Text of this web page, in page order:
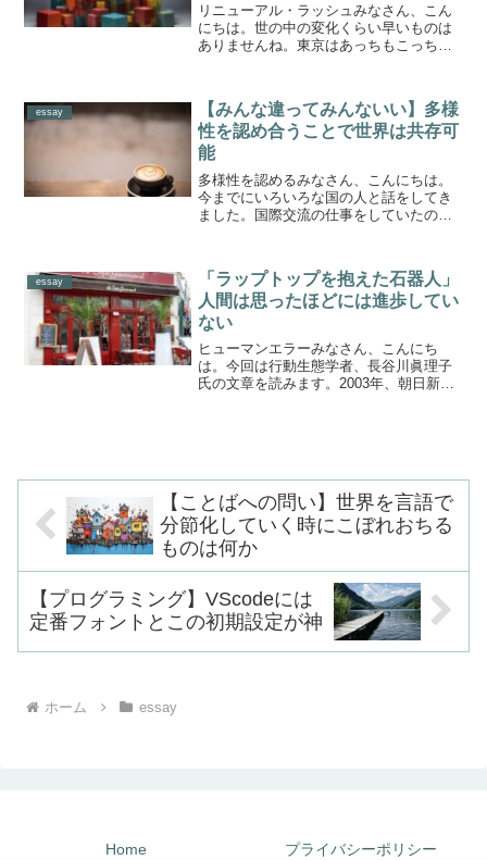
リニューアル・ラッシュみなさん、こん
にちは。世の中の変化くらい早いものは
ありませんね。東京はあっちもこっちも
りしているとどこを歩いているのかわか
らなくなってしまいます。...
essay
【みんな違ってみんないい】多様
性を認め合うことで世界は共存可
能
多様性を認めるみなさん、こんにちは。
今までにいろいろな国の人と話をしてき
ました。国際交流の仕事をしていたの
ィとか勉強会とか。日本語のスピーチ大
会に招待してもらったことも...
essay
「ラップトップを抱えた石器人」
人間は思ったほどには進歩してい
ない
ヒューマンエラーみなさん、こんにち
は。今回は行動生態学者、長谷川眞理子
氏の文章を読みます。2003年、朝日新聞
【ことばへの問い】世界を言語で
分節化していく時にこぼれおちる
ものは何か
【プログラミング】VScodeには
定番フォントとこの初期設定が神
ホーム essay
Home プライバシーポリシー